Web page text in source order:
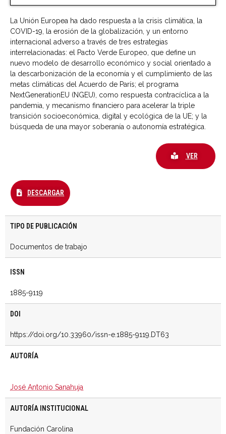
La Unión Europea ha dado respuesta a la crisis climática, la
COVID-19, la erosión de la globalización, y un entorno
internacional adverso a través de tres estrategias
interrelacionadas: el Pacto Verde Europeo, que define un
nuevo modelo de desarrollo económico y social orientado a
la descarbonización de la economía y el cumplimiento de las
metas climáticas del Acuerdo de París; el programa
NextGenerationEU (NGEU), como respuesta contracíclica a la
pandemia, y mecanismo financiero para acelerar la triple
transición socioeconómica, digital y ecológica de la UE; y la
búsqueda de una mayor soberanía o autonomía estratégica.
VER
DESCARGAR
TIPO DE PUBLICACIÓN
Documentos de trabajo
ISSN
1885-9119
DOI
https://doi.org/10.33960/issn-e.1885-9119.DT63
AUTORÍA
José Antonio Sanahuja
AUTORÍA INSTITUCIONAL
Fundación Carolina